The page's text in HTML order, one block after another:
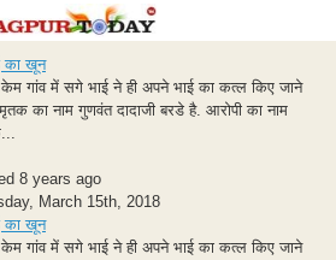
का खून
गांव में सगे भाई ने ही अपने भाई का कत्ल किए जाने
का नाम गुणवंत दादाजी बरडे है. आरोपी का नाम
8 years ago
March 15th, 2018
का खून
गांव में सगे भाई ने ही अपने भाई का कत्ल किए जाने